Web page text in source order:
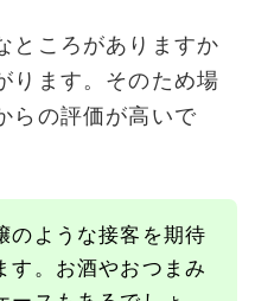
ところがありますか
ります。そのため場
らの評価が高いで
のような接客を期待
す。お酒やおつまみ